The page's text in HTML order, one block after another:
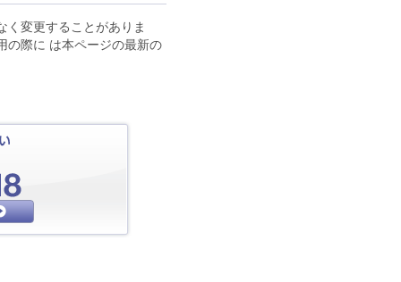
く変更することがありま
の際に は本ページの最新の